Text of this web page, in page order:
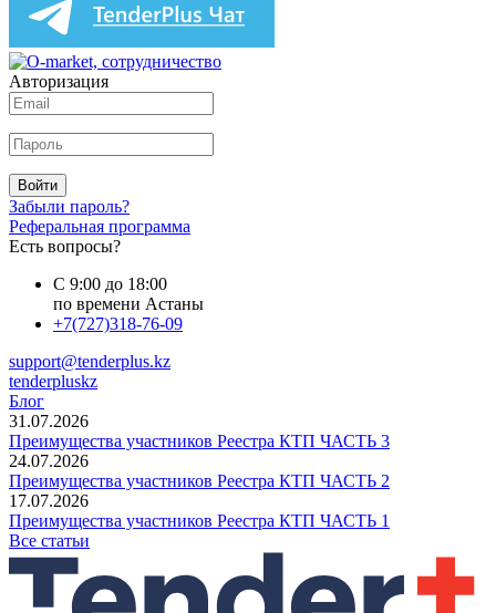
Авторизация
Войти
Забыли пароль?
Реферальная программа
Есть вопросы?
С 9:00 до 18:00
по времени Астаны
+7(727)318-76-09
support@tenderplus.kz
tenderpluskz
Блог
31.07.2026
Преимущества участников Реестра КТП ЧАСТЬ 3
24.07.2026
Преимущества участников Реестра КТП ЧАСТЬ 2
17.07.2026
Преимущества участников Реестра КТП ЧАСТЬ 1
Все статьи